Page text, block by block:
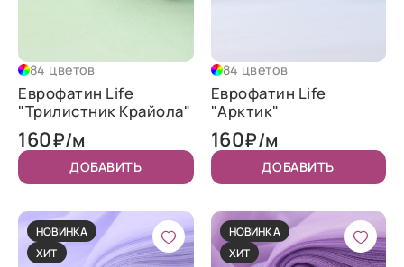
84 цветов
Еврофатин Life
"Трилистник Крайола"
160₽/м
ДОБАВИТЬ
84 цветов
Еврофатин Life
"Арктик"
160₽/м
ДОБАВИТЬ
НОВИНКА
ХИТ
НОВИНКА
ХИТ